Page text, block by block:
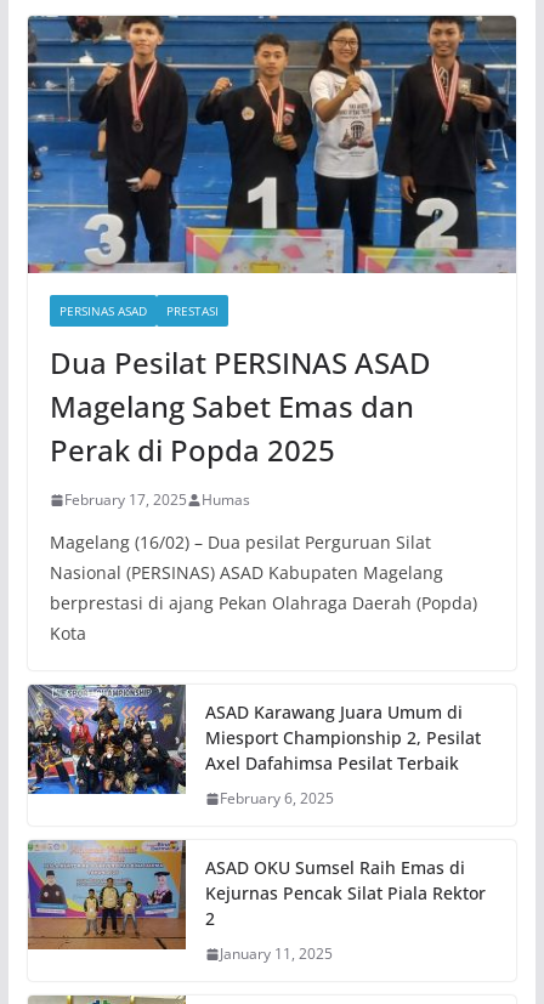
PERSINAS ASAD PRESTASI
Dua Pesilat PERSINAS ASAD
Magelang Sabet Emas dan
Perak di Popda 2025
February 17, 2025 Humas
Magelang (16/02) – Dua pesilat Perguruan Silat
Nasional (PERSINAS) ASAD Kabupaten Magelang
berprestasi di ajang Pekan Olahraga Daerah (Popda)
Kota
ASAD Karawang Juara Umum di
Miesport Championship 2, Pesilat
Axel Dafahimsa Pesilat Terbaik
February 6, 2025
ASAD OKU Sumsel Raih Emas di
Kejurnas Pencak Silat Piala Rektor
2
January 11, 2025